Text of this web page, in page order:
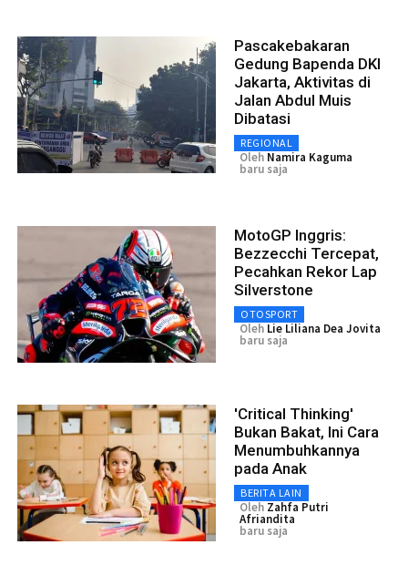
Pascakebakaran
Gedung Bapenda DKI
Jakarta, Aktivitas di
Jalan Abdul Muis
Dibatasi
REGIONAL
Oleh Namira Kaguma
baru saja
MotoGP Inggris:
Bezzecchi Tercepat,
Pecahkan Rekor Lap
Silverstone
OTOSPORT
Oleh Lie Liliana Dea Jovita
baru saja
'Critical Thinking'
Bukan Bakat, Ini Cara
Menumbuhkannya
pada Anak
BERITA LAIN
Oleh Zahfa Putri
Afriandita
baru saja